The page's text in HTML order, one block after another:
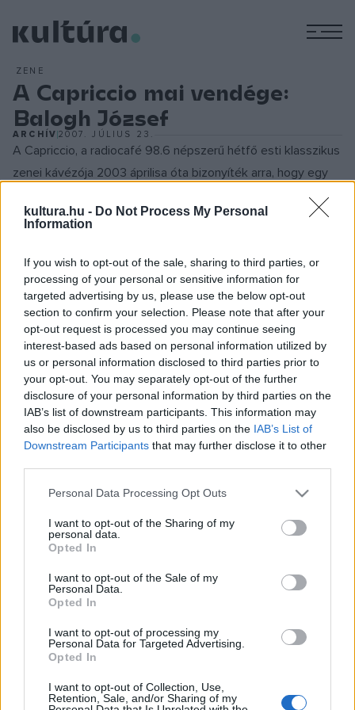
kultura.hu - Do Not Process My Personal
Information
If you wish to opt-out of the sale, sharing to third parties, or
processing of your personal or sensitive information for
targeted advertising by us, please use the below opt-out
section to confirm your selection. Please note that after your
opt-out request is processed you may continue seeing
interest-based ads based on personal information utilized by
us or personal information disclosed to third parties prior to
your opt-out. You may separately opt-out of the further
disclosure of your personal information by third parties on the
IAB’s list of downstream participants. This information may
also be disclosed by us to third parties on the IAB’s List of
Downstream Participants that may further disclose it to other
Please note that this website/app uses one or more Google
not limited to your visit or usage behaviour. You may click to
grant or deny consent to Google and its third-party tags to
use your data for below specified purposes in below Google
consent section.
Personal Data Processing Opt Outs
I want to opt-out of the Sharing of my
personal data.
Opted In
I want to opt-out of the Sale of my
Personal Data.
Opted In
I want to opt-out of processing my
Personal Data for Targeted Advertising.
Opted In
I want to opt-out of Collection, Use,
Retention, Sale, and/or Sharing of my
ZENE
A Capriccio mai vendége:
Balogh József
ARCHÍV2007. JÚLIUS 23.
A Capriccio, a radiocafé 98.6 népszerű hétfő esti klasszikus
zenei kávézója 2003 áprilisa óta bizonyíték arra, hogy egy
kereskedelmi rádióban is van helye egy könnyed hangulatú,
mégis színvonalas komolyzenei műsornak. A műsor alapítói-
Nagy Bálint és Zsoldos Dávid - bíztak és bíznak abban, hogy
a sok-sok kitűnő zenével fűszerezett, könnyed hangú
beszélgetések azokban az alapvetően könnyűzenei
orientáltságú hallgatókban is felkeltik a klasszikus zene iránti
érdeklődést, akik eddig csak elvétve - vagy elvétve sem -
hallgattak Bachot, Mozartot vagy Chopint. A műsor
internetes médiapartnere a Fidelio.hu.
A 98,6 MHz-en fogható radiocafé 98.6 este kilenc órakor
idején hívható telefonszám (1) 312-3000, az SMS-eket a (20)
9-986-986-os mobilszámon, az e-maileket pedig a
capriccio@fidelio.hu címen fogadják a szerkesztők.
MEGOSZTÁS